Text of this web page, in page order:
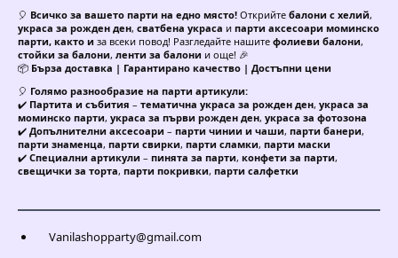
🎈 Всичко за вашето парти на едно място! Открийте балони с хелий,
украса за рожден ден, сватбена украса и парти аксесоари моминско
парти, както и за всеки повод! Разгледайте нашите фолиеви балони,
стойки за балони, ленти за балони и още! 🎉
📦 Бърза доставка | Гарантирано качество | Достъпни цени
🎈 Голямо разнообразие на парти артикули:
✔️ Партита и събития – тематична украса за рожден ден, украса за
моминско парти, украса за първи рожден ден, украса за фотозона
✔️ Допълнителни аксесоари – парти чинии и чаши, парти банери,
парти знаменца, парти свирки, парти сламки, парти маски
✔️ Специални артикули – пинята за парти, конфети за парти,
свещички за торта, парти покривки, парти салфетки
Vanilashopparty@gmail.com